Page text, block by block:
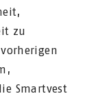
zu
Smartvest